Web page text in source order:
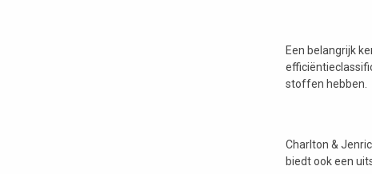
Een belangrijk
stoffen hebben.
Charlton &
biedt ook een